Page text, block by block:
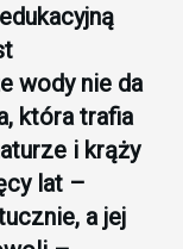
wody nie da
która trafia
i krąży
lat –
a jej